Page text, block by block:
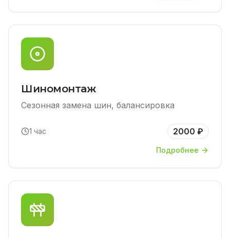
Шиномонтаж
Сезонная замена шин, балансировка
1 час 2000 ₽
Подробнее